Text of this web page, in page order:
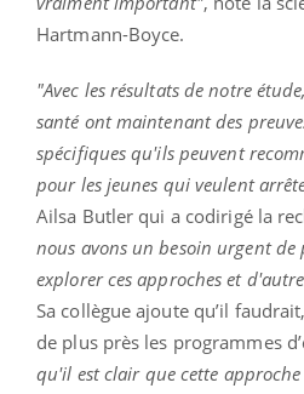
Hartmann-Boyce.
"Avec les résultats de notre
santé ont maintenant des
spécifiques qu'ils peuvent
pour les jeunes qui veulent
Ailsa Butler qui a codirigé la
nous avons un besoin urgent
explorer ces approches et
Sa collègue ajoute qu’il
de plus près les programmes
qu'il est clair que cette approche